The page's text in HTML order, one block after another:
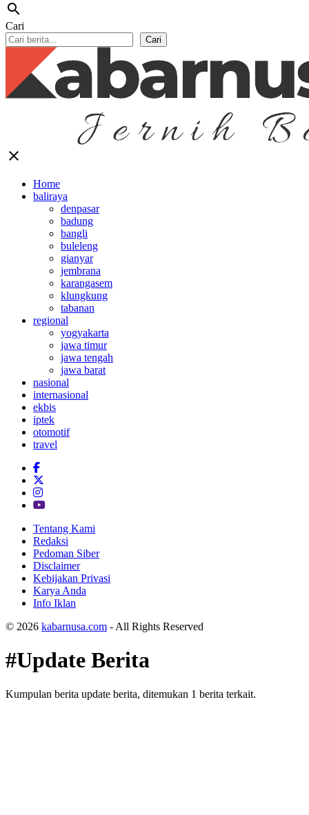
search
Cari
Cari
close
Home
baliraya
denpasar
badung
bangli
buleleng
gianyar
jembrana
karangasem
klungkung
tabanan
regional
yogyakarta
jawa timur
jawa tengah
jawa barat
nasional
internasional
ekbis
iptek
otomotif
travel
Tentang Kami
Redaksi
Pedoman Siber
Disclaimer
Kebijakan Privasi
Karya Anda
Info Iklan
© 2026 kabarnusa.com - All Rights Reserved
#Update Berita
Kumpulan berita update berita, ditemukan 1 berita terkait.